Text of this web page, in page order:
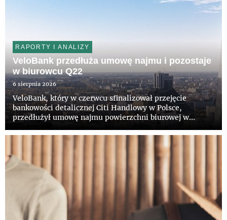
RAPORTY I ANALIZY
VeloBank przedłuża umowę najmu i pozostaje
w biurowcu Q22
6 sierpnia 2026
VeloBank, który w czerwcu sfinalizował przejęcie
bankowości detalicznej Citi Handlowy w Polsce,
przedłużył umowę najmu powierzchni biurowej w
prestiżowym budynku na kolejne lata. Właścicielowi